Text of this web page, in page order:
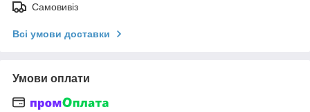
Самовивіз
Всі умови доставки
Умови оплати